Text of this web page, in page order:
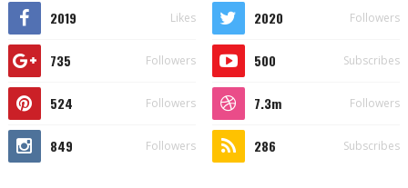
2019 Likes 2020 Followers
735 Followers 500 Subscribes
524 Followers 7.3m Followers
849 Followers 286 Subscribes